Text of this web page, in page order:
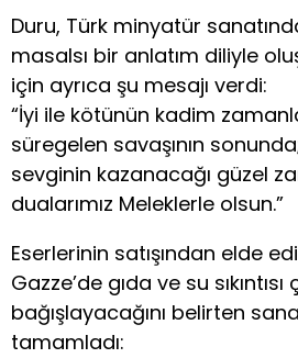
Duru, Türk minyatür
masalsı bir anlatım diliyle
için ayrıca şu mesajı verdi:
“İyi ile kötünün kadim
süregelen savaşının
sevginin kazanacağı güzel
dualarımız Meleklerle olsun.”
Eserlerinin satışından elde
Gazze’de gıda ve su
bağışlayacağını belirten
tamamladı: